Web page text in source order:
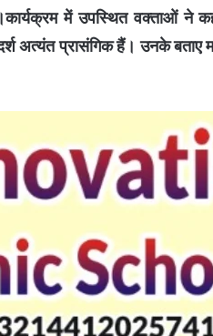
में उपस्थित वक्ताओं ने
अत्यंत प्रासंगिक हैं। उनके